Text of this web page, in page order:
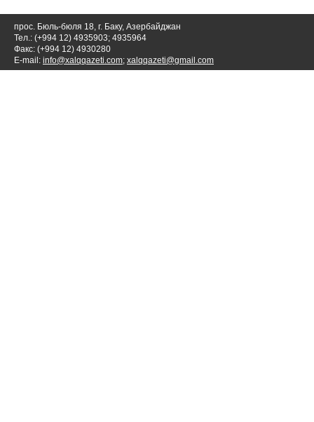
прос. Бюль-бюля 18, г. Баку, Азербайджан
Тел.: (+994 12) 4935903; 4935964
Факс: (+994 12) 4930280
E-mail: info@xalqqazeti.com; xalqqazeti@gmail.com